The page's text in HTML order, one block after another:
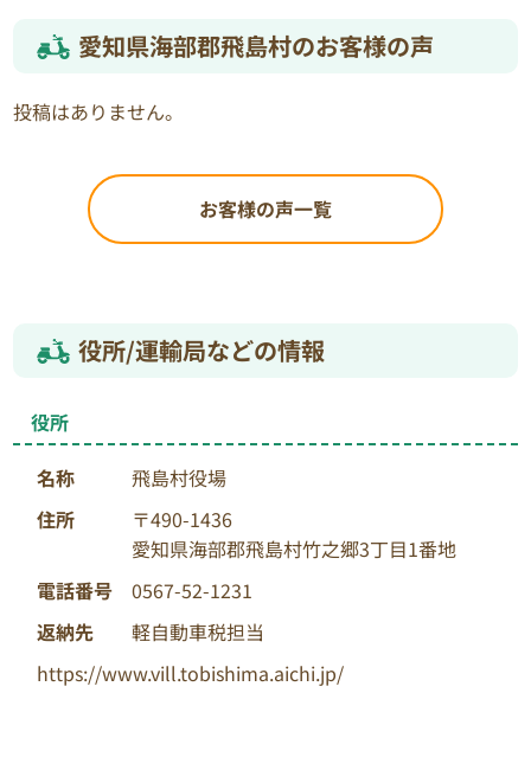
愛知県海部郡飛島村のお客様の声
投稿はありません。
お客様の声一覧
役所/運輸局などの情報
役所
名称
飛島村役場
住所
〒490-1436
愛知県海部郡飛島村竹之郷3丁目1番地
電話番号
0567-52-1231
返納先
軽自動車税担当
https://www.vill.tobishima.aichi.jp/